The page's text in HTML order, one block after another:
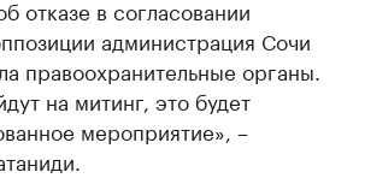
отказе в согласовании
администрация Сочи
правоохранительные органы.
на митинг, это будет
мероприятие», –